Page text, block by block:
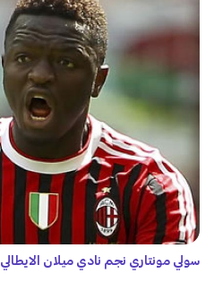
سولي مونتاري نجم نادي ميلان الايطالي